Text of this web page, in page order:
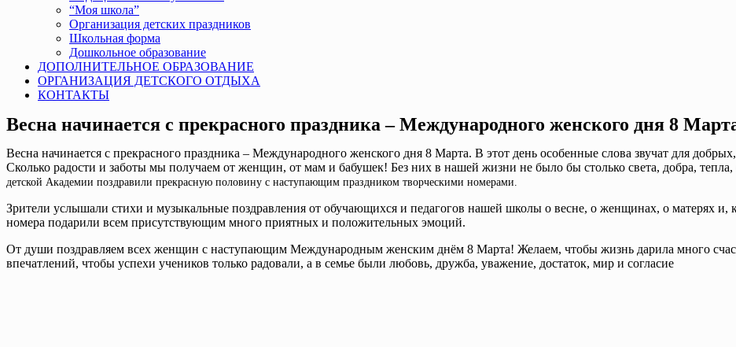
“Моя школа”
Организация детских праздников
Школьная форма
Дошкольное образование
ДОПОЛНИТЕЛЬНОЕ ОБРАЗОВАНИЕ
ОРГАНИЗАЦИЯ ДЕТСКОГО ОТДЫХА
КОНТАКТЫ
Весна начинается с прекрасного праздника – Международного женского дня 8
Весна начинается с прекрасного праздника – Международного женского дня 8 Марта. В этот день особенные слова звучат для
Сколько радости и заботы мы получаем от женщин, от мам и бабушек! Без них в нашей жизни не было бы столько света, добра,
детской Академии поздравили прекрасную половину с наступающим праздником творческими номерами.
Зрители услышали стихи и музыкальные поздравления от обучающихся и педагогов нашей школы о весне, о женщинах, о матерях
номера подарили всем присутствующим много приятных и положительных эмоций.
От души поздравляем всех женщин с наступающим Международным женским днём 8 Марта! Желаем, чтобы жизнь дарила много
впечатлений, чтобы успехи учеников только радовали, а в семье были любовь, дружба, уважение, достаток, мир и согласие